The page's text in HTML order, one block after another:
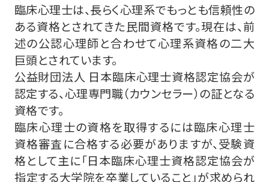
臨床心理士は、長らく心理系でもっとも信頼性の
ある資格とされてきた民間資格です。現在は、前
述の公認心理師と合わせて心理系資格の二大
巨頭とされています。
公益財団法人 日本臨床心理士資格認定協会が
認定する、心理専門職（カウンセラー）の証となる
資格です。
臨床心理士の資格を取得するには臨床心理士
資格審査に合格する必要がありますが、受験資
格として主に「日本臨床心理士資格認定協会が
指定する大学院を卒業していること」が求められ